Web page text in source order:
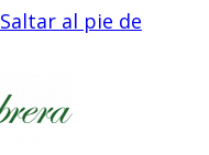
Saltar al pie de